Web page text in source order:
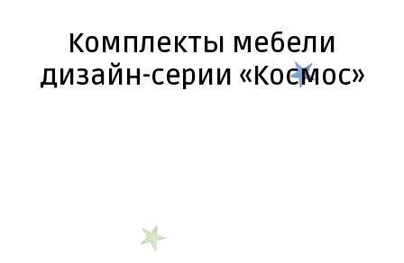
Комплекты мебели
дизайн-серии «Космос»